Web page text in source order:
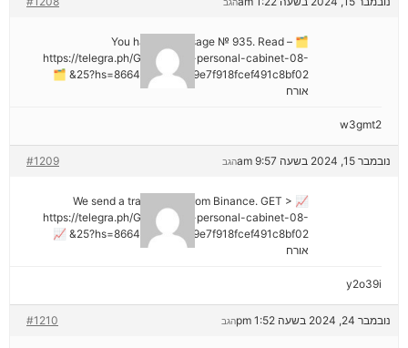
🗂 You have 1 message № 935. Read –
https://telegra.ph/Go-to-your-personal-cabinet-08-
25?hs=8664c520642b9e7f918fcef491c8bf02& 🗂
אורח
w3gmt2
נובמבר 15, 2024 בשעה 9:57 am #1209 הגב
📈 We send a transaction from Binance. GЕТ >
https://telegra.ph/Go-to-your-personal-cabinet-08-
25?hs=8664c520642b9e7f918fcef491c8bf02& 📈
אורח
y2o39i
נובמבר 24, 2024 בשעה 1:52 pm #1210 הגב